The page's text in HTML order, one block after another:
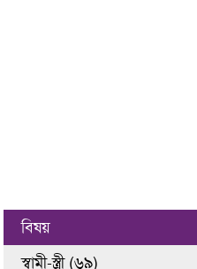
বিষয়
স্বামী-স্ত্রী (৬৯)